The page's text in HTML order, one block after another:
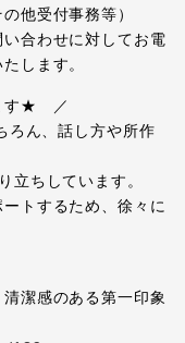
他受付事務等）
合わせに対してお電
します。
す★ ／
ろん、話し方や所作
立ちしています。
トするため、徐々に
潔感のある第一印象